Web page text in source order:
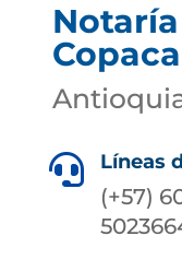
 Líneas
(+57)